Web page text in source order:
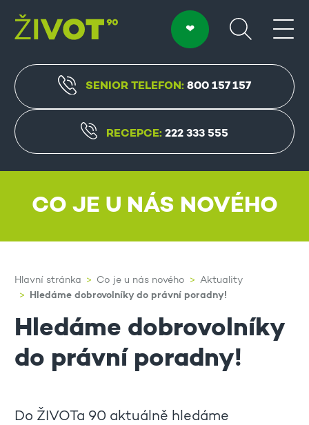
SENIOR TELEFON:800 157 157
RECEPCE:222 333 555
CO JE U NÁS NOVÉHO
Hlavní stránka Co je u nás nového Aktuality
Hledáme dobrovolníky do právní poradny!
Hledáme dobrovolníky
do právní poradny!
Do ŽIVOTa 90 aktuálně hledáme